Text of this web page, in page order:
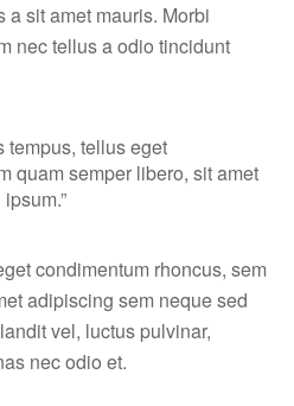
sit amet mauris. Morbi
nec tellus a odio tincidunt
tempus, tellus eget
quam semper libero, sit amet
condimentum rhoncus, sem
adipiscing sem neque sed
vel, luctus pulvinar,
nec odio et.